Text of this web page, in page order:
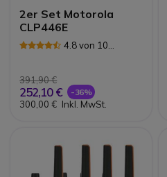
2er Set Motorola
CLP446E
4.8 von 10
391,90 €
252,10 € -36%
300,00 € Inkl. MwSt.